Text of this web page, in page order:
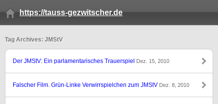
https://tauss-gezwitscher.de
Tag Archives: JMStV
Der JMStV: Ein parlamentarisches Trauerspiel Dez. 15, 2010
Falscher Film. Grün-Linke Verwirrspielchen zum JMStV Dez. 8, 2010